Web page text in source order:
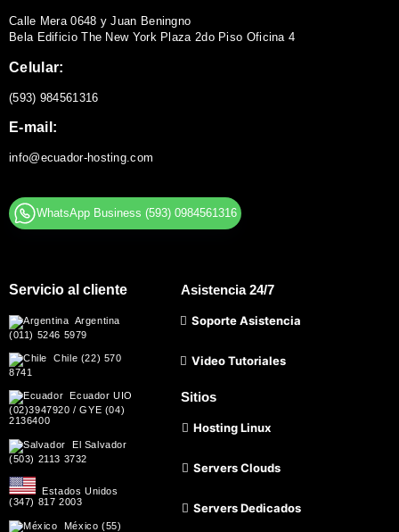
Calle Mera 0648 y Juan Beningno
Bela Edificio The New York Plaza 2do Piso Oficina 4
Celular:
(593) 984561316
E-mail:
info@ecuador-hosting.com
WhatsApp Business (593) 0984561316
Servicio al cliente
Argentina
(011) 5246 5979
Chile (22) 570
8741
Ecuador UIO
(02)3947920 / GYE (04)
2136400
El Salvador
(503) 2113 3732
Estados Unidos
(347) 817 2003
México (55)
Asistencia 24/7
Soporte Asistencia
Video Tutoriales
Sitios
Hosting Linux
Servers Clouds
Servers Dedicados